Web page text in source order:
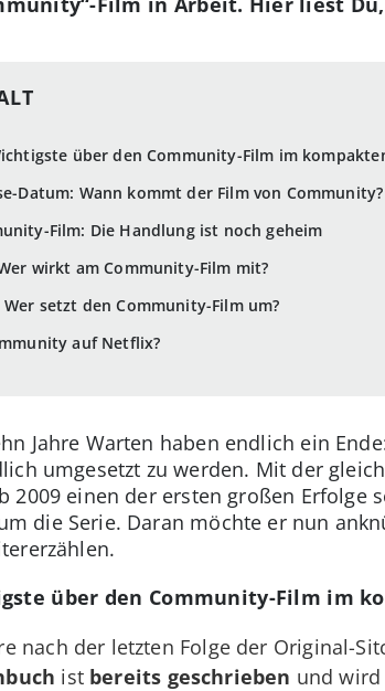
über den Community-Film im
Datum: Wann kommt der Film von Community?
Film: Die Handlung ist noch geheim
wirkt am Community-Film mit?
Wer setzt den Community-Film um?
auf Netflix?
Jahre Warten haben endlich ein
umgesetzt zu werden. Mit der
2009 einen der ersten großen
die Serie. Daran möchte er nun
über den Community-Film im
nach der letzten Folge der Original-
ist bereits geschrieben und